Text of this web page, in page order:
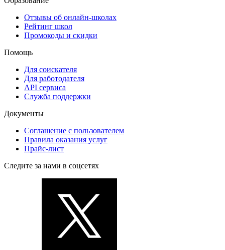
Отзывы об онлайн-школах
Рейтинг школ
Промокоды и скидки
Помощь
Для соискателя
Для работодателя
API сервиса
Служба поддержки
Документы
Соглашение с пользователем
Правила оказания услуг
Прайс-лист
Следите за нами в соцсетях